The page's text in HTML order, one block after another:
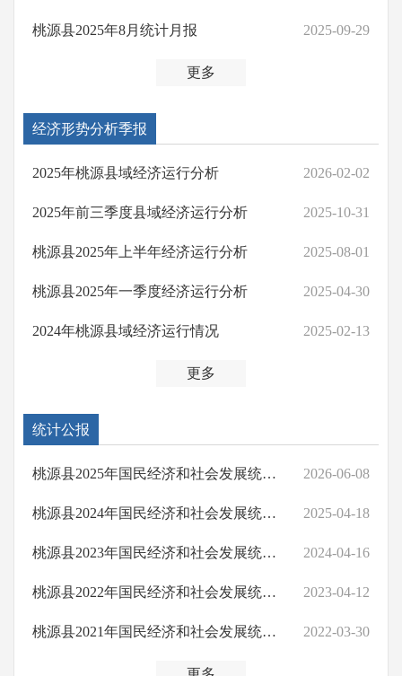
2025-09-29
桃源县2025年8月统计月报
更多
经济形势分析季报
2026-02-02
2025年桃源县域经济运行分析
2025-10-31
2025年前三季度县域经济运行分析
2025-08-01
桃源县2025年上半年经济运行分析
2025-04-30
桃源县2025年一季度经济运行分析
2025-02-13
2024年桃源县域经济运行情况
更多
统计公报
2026-06-08
桃源县2025年国民经济和社会发展统计公报
2025-04-18
桃源县2024年国民经济和社会发展统计公报
2024-04-16
桃源县2023年国民经济和社会发展统计公报
2023-04-12
桃源县2022年国民经济和社会发展统计公报
2022-03-30
桃源县2021年国民经济和社会发展统计公报